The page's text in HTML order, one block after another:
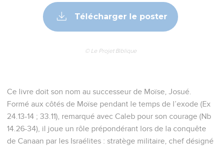
Télécharger le poster
© Le Projet Biblique
Ce livre doit son nom au successeur de Moïse, Josué.
Formé aux côtés de Moïse pendant le temps de l’exode (Ex
24.13-14 ; 33.11), remarqué avec Caleb pour son courage (Nb
14.26-34), il joue un rôle prépondérant lors de la conquête
de Canaan par les Israélites : stratège militaire, chef désigné